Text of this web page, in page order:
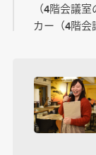
（4階会議
カー（4階会